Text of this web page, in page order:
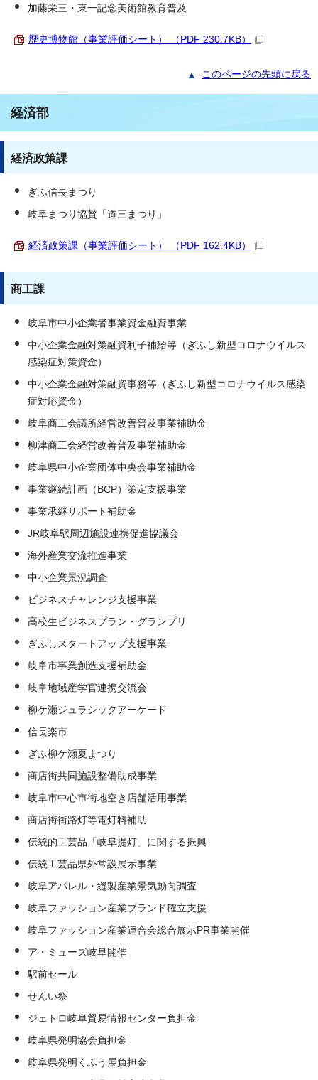
加藤栄三・東一記念美術館教育普及
歴史博物館（事業評価シート） （PDF 230.7KB）
このページの先頭に戻る
経済部
経済政策課
ぎふ信長まつり
岐阜まつり協賛「道三まつり」
経済政策課（事業評価シート） （PDF 162.4KB）
商工課
岐阜市中小企業者事業資金融資事業
中小企業金融対策融資利子補給等（ぎふし新型コロナウイルス
感染症対策資金）
中小企業金融対策融資事務等（ぎふし新型コロナウイルス感染
症対応資金）
岐阜商工会議所経営改善普及事業補助金
柳津商工会経営改善普及事業補助金
岐阜県中小企業団体中央会事業補助金
事業継続計画（BCP）策定支援事業
事業承継サポート補助金
JR岐阜駅周辺施設連携促進協議会
海外産業交流推進事業
中小企業景況調査
ビジネスチャレンジ支援事業
高校生ビジネスプラン・グランプリ
ぎふしスタートアップ支援事業
岐阜市事業創造支援補助金
岐阜地域産学官連携交流会
柳ケ瀬ジュラシックアーケード
信長楽市
ぎふ柳ケ瀬夏まつり
商店街共同施設整備助成事業
岐阜市中心市街地空き店舗活用事業
商店街街路灯等電灯料補助
伝統的工芸品「岐阜提灯」に関する振興
伝統工芸品県外常設展示事業
岐阜アパレル・縫製産業景気動向調査
岐阜ファッション産業ブランド確立支援
岐阜ファッション産業連合会総合展示PR事業開催
ア・ミューズ岐阜開催
駅前セール
せんい祭
ジェトロ岐阜貿易情報センター負担金
岐阜県発明協会負担金
岐阜県発明くふう展負担金